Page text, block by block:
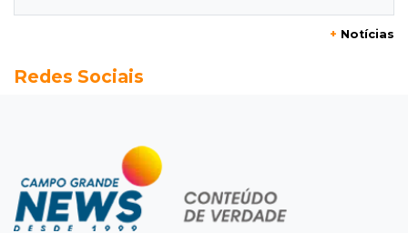
Semana vai começar com 909 novas
Flagrante
Motorista atinge carro parado, perde
retrovisor e foge no Jardim Antártica
+ Notícias
Redes Sociais